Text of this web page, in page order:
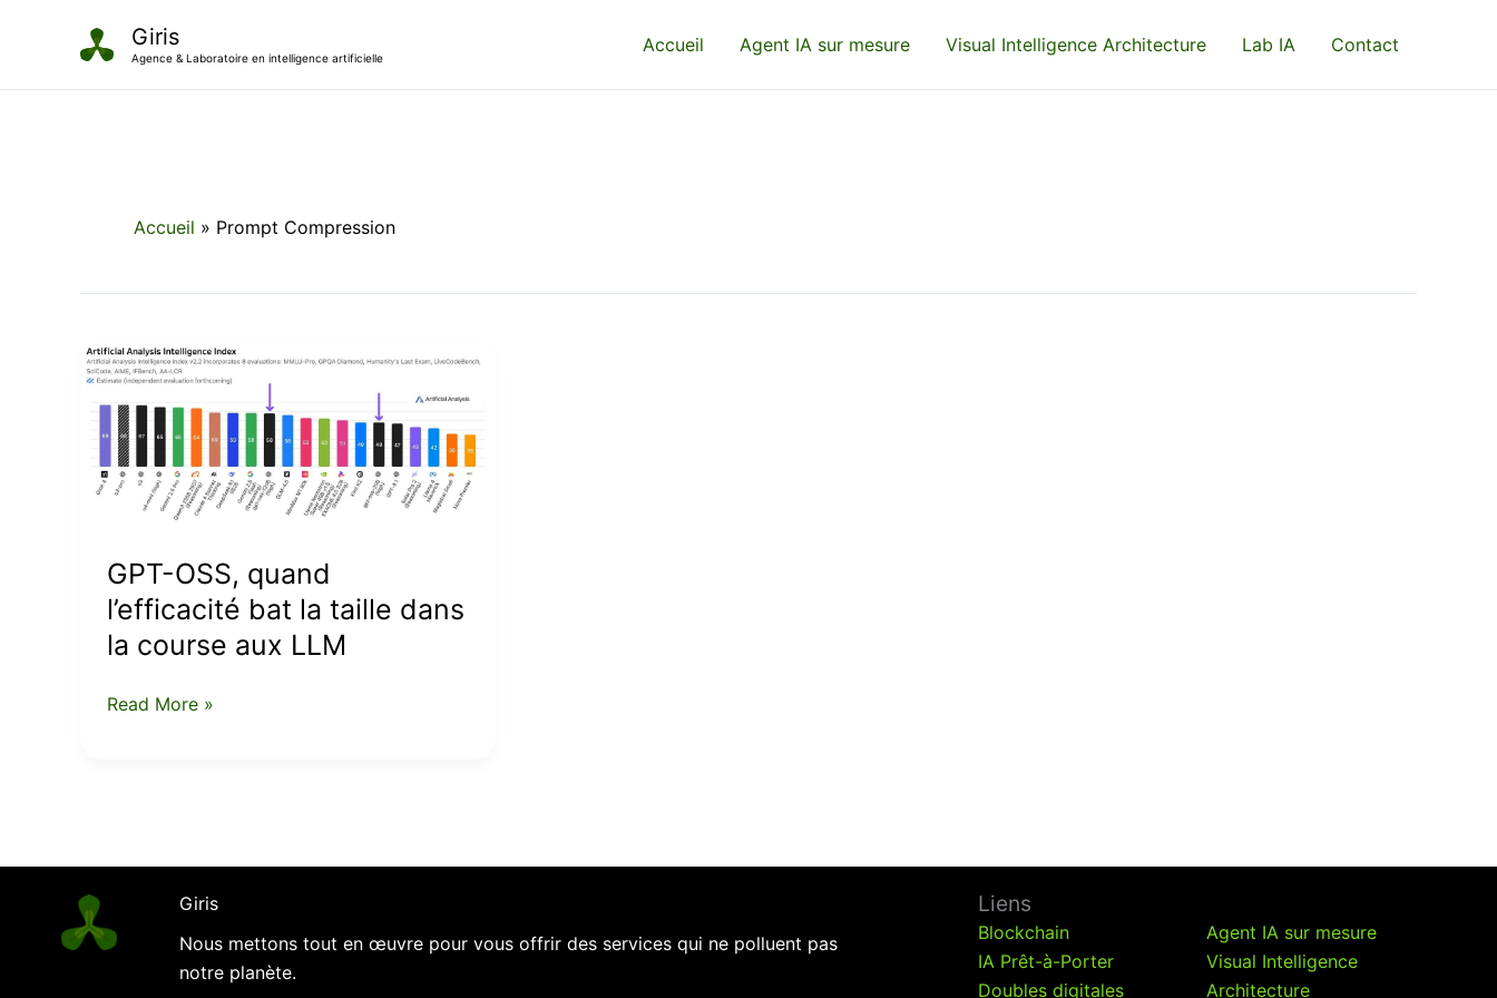
Giris
Agence & Laboratoire en intelligence artificielle
Accueil Agent IA sur mesure Visual Intelligence Architecture Lab IA Contact
Accueil Prompt Compression
GPT-OSS, quand
l’efficacité bat la taille dans
la course aux LLM
GPT-
OSS,
quand
l’efficacité
bat
la
la
course
aux
Read More »
Giris
Nous mettons tout en œuvre pour vous offrir des services qui ne polluent pas
notre planète.
Liens
Blockchain
IA Prêt-à-Porter
Doubles digitales
Agent IA sur mesure
Visual Intelligence
Architecture